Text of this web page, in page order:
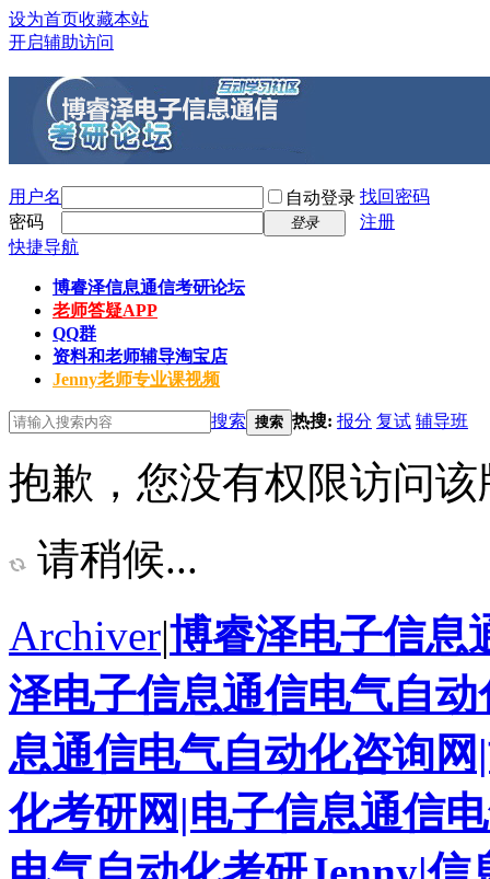
设为首页收藏本站
开启辅助访问
用户名 自动登录 找回密码
密码
登录
注册
快捷导航
博睿泽信息通信考研论坛
老师答疑APP
QQ群
资料和老师辅导淘宝店
Jenny老师专业课视频
搜索 搜索 热搜: 报分 复试 辅导班
抱歉，您没有权限访问该
请稍候...
Archiver|博睿泽电子信息
泽电子信息通信电气自
息通信电气自动化咨询
化考研网|电子信息通信